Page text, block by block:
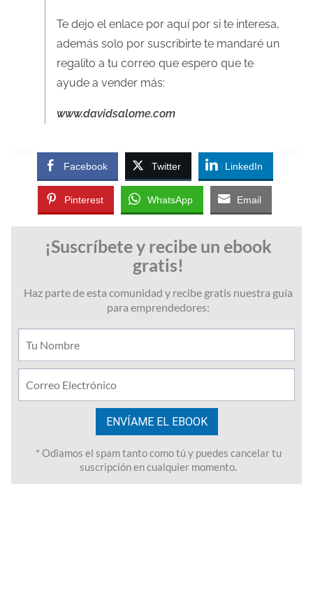
Te dejo el enlace por aquí por si te interesa,
además solo por suscribirte te mandaré un
regalito a tu correo que espero que te
ayude a vender más:
www.davidsalome.com
Facebook Twitter LinkedIn
Pinterest WhatsApp Email